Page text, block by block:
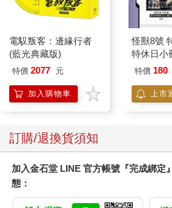
電馭叛客：邊緣行者
(藍光典藏版)
特價 2077 元
加入購物車
怪獸8號
特休日小
加購]
特價 180
上市
訂購/退換貨須知
加入金石堂 LINE 官方帳號『完成綁定
態：